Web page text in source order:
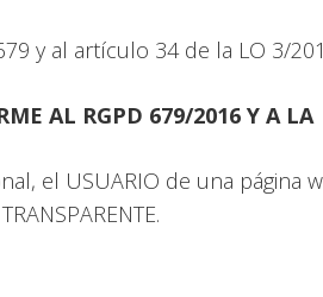
y al artículo 34 de la LO 3/
AL RGPD 679/2016 Y A
el USUARIO de una